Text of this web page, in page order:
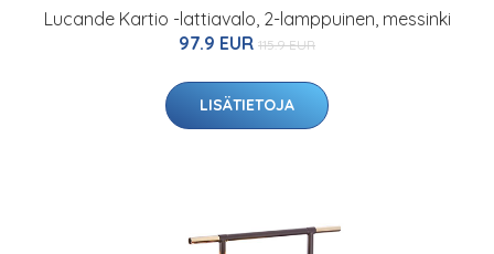
Lucande Kartio -lattiavalo, 2-lamppuinen, messinki
97.9 EUR 115.9 EUR
LISÄTIETOJA